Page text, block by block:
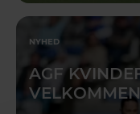
NYHED
AGF